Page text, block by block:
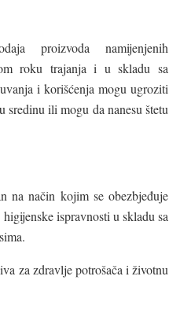
proizvoda namijenjenih
roku trajanja i u skladu sa
i korišćenja mogu ugroziti
sredinu ili mogu da nanesu štetu
na način kojim se obezbjeđuje
ispravnosti u skladu sa
za zdravlje potrošača i životnu